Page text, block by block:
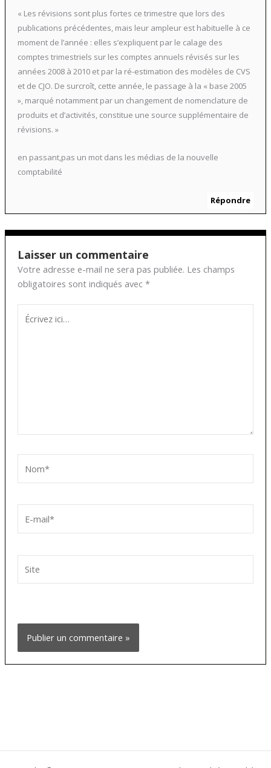
« Les révisions sont plus fortes ce trimestre que lors des
publications précédentes, mais leur ampleur est habituelle à ce
moment de l’année : elles s’expliquent par le calage des
comptes trimestriels sur les comptes annuels révisés sur les
années 2008 à 2010 et par la ré-estimation des modèles de CVS
et de CJO. De surcroît, cette année, le passage à la « base 2005
», marqué notamment par un changement de nomenclature de
produits et d’activités, constitue une source supplémentaire de
révisions. »
en passant,pas un mot dans les médias de la nouvelle
comptabilité
Répondre
Laisser un commentaire
Votre adresse e-mail ne sera pas publiée. Les champs
obligatoires sont indiqués avec *
ici…
mail*